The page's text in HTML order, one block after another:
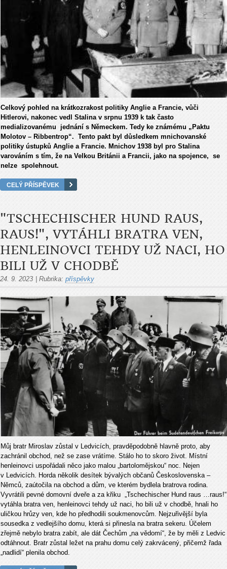
Celkový pohled na krátkozrakost politiky Anglie a Francie, vůči
Hitlerovi, nakonec vedl Stalina v srpnu 1939 k tak často
medializovanému jednání s Německem. Tedy ke známému „Paktu
Molotov – Ribbentrop“. Tento pakt byl důsledkem mnichovanské
politiky ústupků Anglie a Francie. Mnichov 1938 byl pro Stalina
varováním s tím, že na Velkou Británii a Francii, jako na spojence, se
nelze spolehnout.
CELÝ PŘÍSPĚVEK
"TSCHECHISCHER HUND RAUS,
RAUS!", VYTÁHLI BRATRA VEN,
HENLEINOVCI TEHDY UŽ NACI, HO
BILI UŽ V CHODBĚ
24. 9. 2023 Rubrika: příspěvky
Můj bratr Miroslav zůstal v Ledvicích, pravděpodobně hlavně proto, aby
zachránil obchod, než se zase vrátíme. Stálo ho to skoro život. Místní
henleinovci uspořádali něco jako malou „bartolomějskou“ noc. Nejen
v Ledvicích. Horda několik desítek bývalých občanů Československa –
Němců, zaútočila na obchod a dům, ve kterém bydlela bratrova rodina.
Vyvrátili pevné domovní dveře a za křiku „Tschechischer Hund raus …raus!“
vytáhla bratra ven, henleinovci tehdy už naci, ho bili už v chodbě, hnali ho
uličkou hrůzy ven, kde ho předhodili soukmenovcům. Nejzuřivější byla
sousedka z vedlejšího domu, která si přinesla na bratra sekeru. Účelem
zřejmě nebylo bratra zabít, ale dát Čechům „na vědomí“, že by měli z Ledvic
odtáhnout. Bratr zůstal ležet na prahu domu celý zakrvácený, přičemž řada
„nadlidí“ plenila obchod.